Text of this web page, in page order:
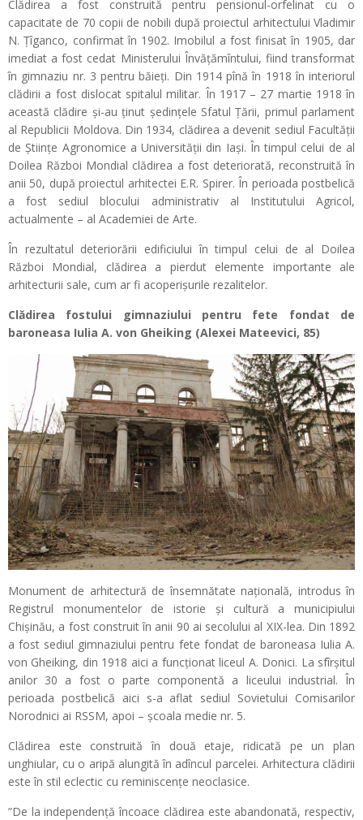
Clădirea a fost construită pentru pensionul-orfelinat cu o
capacitate de 70 copii de nobili după proiectul arhitectului Vladimir
N. Ţîganco, confirmat în 1902. Imobilul a fost finisat în 1905, dar
imediat a fost cedat Ministerului Învăţămîntului, fiind transformat
în gimnaziu nr. 3 pentru băieţi. Din 1914 pînă în 1918 în interiorul
clădirii a fost dislocat spitalul militar. În 1917 – 27 martie 1918 în
această clădire şi-au ţinut şedinţele Sfatul Ţării, primul parlament
al Republicii Moldova. Din 1934, clădirea a devenit sediul Facultăţii
de Ştiinţe Agronomice a Universităţii din Iaşi. În timpul celui de al
Doilea Război Mondial clădirea a fost deteriorată, reconstruită în
anii 50, după proiectul arhitectei E.R. Spirer. În perioada postbelică
a fost sediul blocului administrativ al Institutului Agricol,
actualmente – al Academiei de Arte.
În rezultatul deteriorării edificiului în timpul celui de al Doilea
Război Mondial, clădirea a pierdut elemente importante ale
arhitecturii sale, cum ar fi acoperişurile rezalitelor.
Clădirea fostului gimnaziului pentru fete fondat de
baroneasa Iulia A. von Gheiking (Alexei Mateevici, 85)
Monument de arhitectură de însemnătate naţională, introdus în
Registrul monumentelor de istorie şi cultură a municipiului
Chişinău, a fost construit în anii 90 ai secolului al XIX-lea. Din 1892
a fost sediul gimnaziului pentru fete fondat de baroneasa Iulia A.
von Gheiking, din 1918 aici a funcţionat liceul A. Donici. La sfîrşitul
anilor 30 a fost o parte componentă a liceului industrial. În
perioada postbelică aici s-a aflat sediul Sovietului Comisarilor
Norodnici ai RSSM, apoi – şcoala medie nr. 5.
Clădirea este construită în două etaje, ridicată pe un plan
unghiular, cu o aripă alungită în adîncul parcelei. Arhitectura clădirii
este în stil eclectic cu reminiscenţe neoclasice.
”De la independență încoace clădirea este abandonată, respectiv,